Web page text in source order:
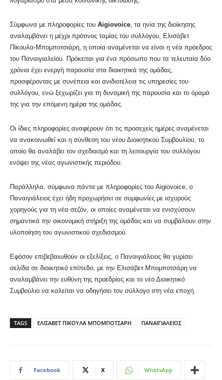
Σύμφωνα με πληροφορίες του Aigiovoice, τα ηνία της διοίκησης
αναλαμβάνει η μέχρι πρότινος ταμίας του συλλόγου, Ελισάβετ
Πίκουλα-Μπομποτσιάρη, η οποία αναμένεται να είναι η νέα πρόεδρος
του Παναιγιαλείου. Πρόκειται για ένα πρόσωπο που τα τελευταία δύο
χρόνια έχει ενεργή παρουσία στα διοικητικά της ομάδας,
προσφέροντας με συνέπεια και ανιδιοτέλεια τις υπηρεσίες του
συλλόγου, ενώ ξεχωρίζει για τη δυναμική της παρουσία και το όραμά
της για την επόμενη ημέρα της ομάδας.
Οι ίδιες πληροφορίες αναφέρουν ότι τις προσεχείς ημέρες αναμένεται
να ανακοινωθεί και η σύνθεση του νέου Διοικητικού Συμβουλίου, το
οποίο θα αναλάβει τον σχεδιασμό και τη λειτουργία του συλλόγου
ενόψει της νέας αγωνιστικής περιόδου.
Παράλληλα, σύμφωνα πάντα με πληροφορίες του Aigiovoice, ο
Παναιγιάλειος έχει ήδη προχωρήσει σε συμφωνίες με ισχυρούς
χορηγούς για τη νέα σεζόν, οι οποίες αναμένεται να ενισχύσουν
σημαντικά την οικονομική στήριξη της ομάδας και να συμβάλουν στην
υλοποίηση του αγωνιστικού σχεδιασμού.
Εφόσον επιβεβαιωθούν οι εξελίξεις, ο Παναιγιάλειος θα γυρίσει
σελίδα σε διοικητικό επίπεδο, με την Ελισάβετ Μπομποτσάρη να
αναλαμβάνει την ευθύνη της προεδρίας και το νέο Διοικητικό
Συμβούλιο να καλείται να οδηγήσει τον σύλλογο στη νέα εποχή.
TAGS ΕΛΙΣΑΒΕΤ ΠΙΚΟΥΛΑ ΜΠΟΜΠΟΤΣΑΡΗ ΠΑΝΑΙΓΙΑΛΕΙΟΣ
Facebook X WhatsApp